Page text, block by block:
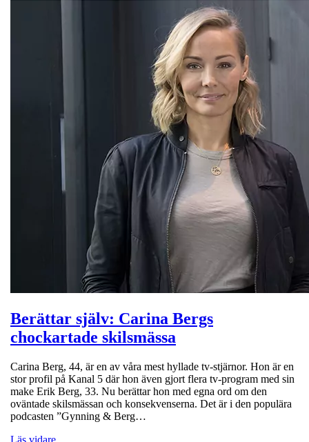
Berättar själv: Carina Bergs
chockartade skilsmässa
Carina Berg, 44, är en av våra mest hyllade tv-stjärnor. Hon är en
stor profil på Kanal 5 där hon även gjort flera tv-program med sin
make Erik Berg, 33. Nu berättar hon med egna ord om den
oväntade skilsmässan och konsekvenserna. Det är i den populära
podcasten ”Gynning & Berg…
Läs vidare